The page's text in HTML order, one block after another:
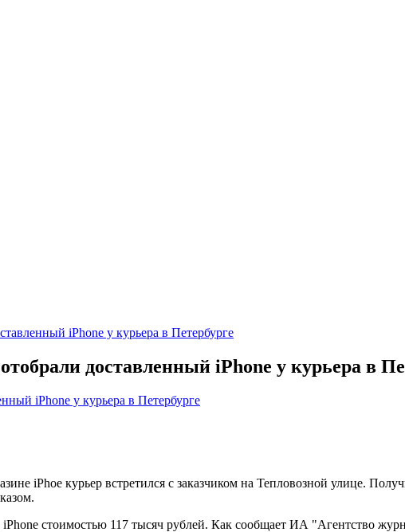
iPhone у курьера в Петербурге
доставленный iPhone у курьера в
iPhoe курьер встретился с заказчиком на Тепловозной улице.
iPhone стоимостью 117 тысяч рублей. Как сообщает ИА "Агентство